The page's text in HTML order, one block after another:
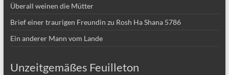
Überall weinen die Mütter
Brief einer traurigen Freundin zu Rosh Ha Shana 5786
Ein anderer Mann vom Lande
Unzeitgemäßes Feuilleton